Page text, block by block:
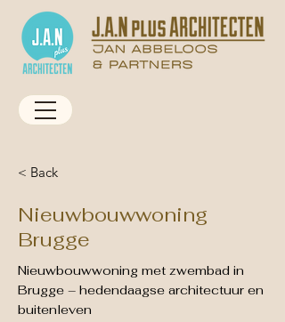
< Back
Nieuwbouwwoning
Brugge
Nieuwbouwwoning met zwembad in
Brugge – hedendaagse architectuur en
buitenleven